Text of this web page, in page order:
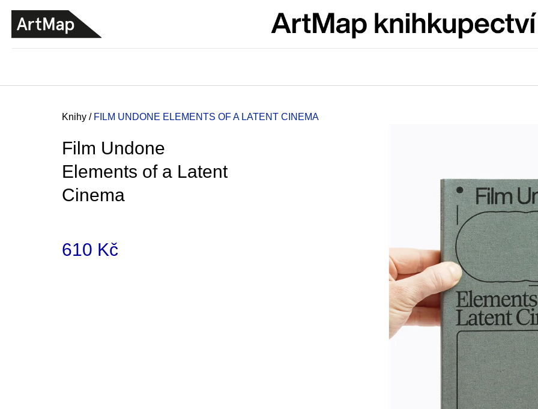
Domů
Knihy / FILM UNDONE ELEMENTS OF A LATENT CINEMA
Film Undone
Elements of a Latent
Cinema
610 Kč
ZPĚT
DO
OBCHODU
ZPĚT
DO
OBCHODU
ARTMAT KRABIČKA
VÝVAR
NEJEN
300 Kč
Původně: 350